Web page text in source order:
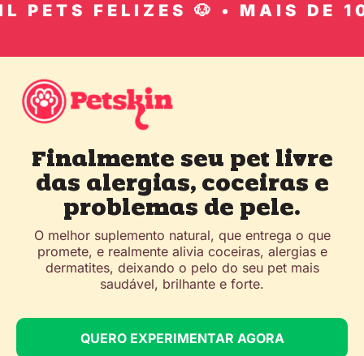
FELIZES 🐶 • MAIS DE
Finalmente seu pet livre
das alergias, coceiras e
problemas de pele.
O melhor suplemento natural, que entrega o que
promete, e realmente alivia coceiras, alergias e
dermatites, deixando o pelo do seu pet mais
saudável, brilhante e forte.
QUERO EXPERIMENTAR AGORA